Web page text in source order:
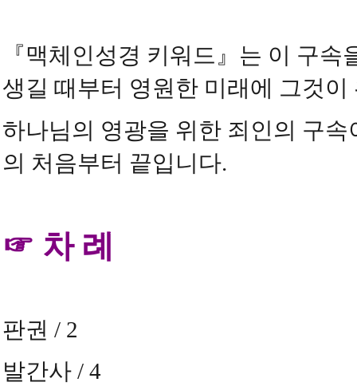
『맥체인성경 키워드 』 는 이 구속
생길 때부터 영원한 미래에 그것
하나님의 영광을 위한 죄인의 구
의 처음부터 끝입니다.
☞ 차 례
판권 / 2
발간사 / 4